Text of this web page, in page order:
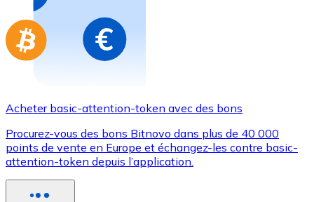
Acheter basic-attention-token avec des bons
Procurez-vous des bons Bitnovo dans plus de 40 000
points de vente en Europe et échangez-les contre basic-
attention-token depuis l’application.